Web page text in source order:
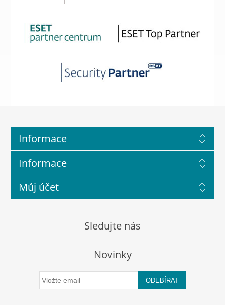
Informace
Informace
Můj účet
Sledujte nás
Novinky
ODEBÍRAT